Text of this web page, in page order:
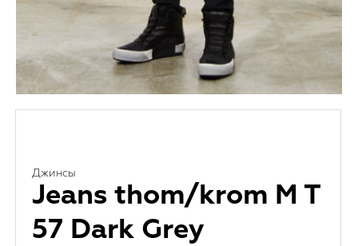
Джинсы
Jeans thom/krom M T
57 Dark Grey